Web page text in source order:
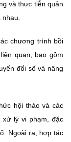
và thực tiễn quản
nhau.
chương trình bồi
quan, bao gồm
đổi số và nâng
hội thảo và các
xử lý vi phạm, đặc
Ngoài ra, hợp tác